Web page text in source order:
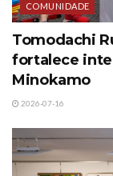
COMUNIDADE
Tomodachi
fortalece
Minokamo
2026-07-16